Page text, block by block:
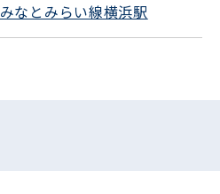
みなとみらい線横浜駅